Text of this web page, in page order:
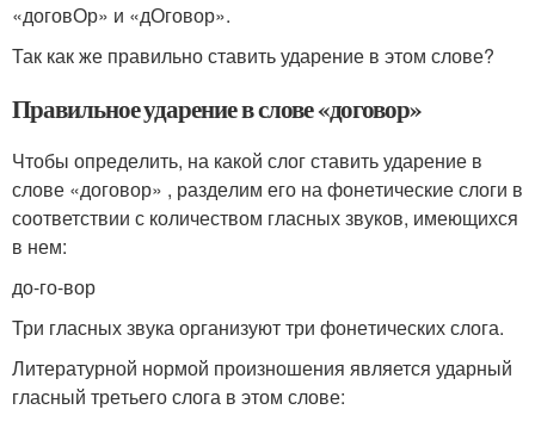
«договОр» и «дОговор».
Так как же пра­виль­но ста­вить уда­ре­ние в этом сло­ве?
Правильное ударение в слове «договор»
Чтобы опре­де­лить, на какой слог ста­вить уда­ре­ние в
сло­ве «дого­вор» , раз­де­лим его на фоне­ти­че­ские сло­ги в
соот­вет­ствии с коли­че­ством глас­ных зву­ков, име­ю­щих­ся
в нем:
до-го-вор
Три глас­ных зву­ка орга­ни­зу­ют три фоне­ти­че­ских сло­га.
Литературной нор­мой про­из­но­ше­ния явля­ет­ся удар­ный
глас­ный тре­тье­го сло­га в этом сло­ве: